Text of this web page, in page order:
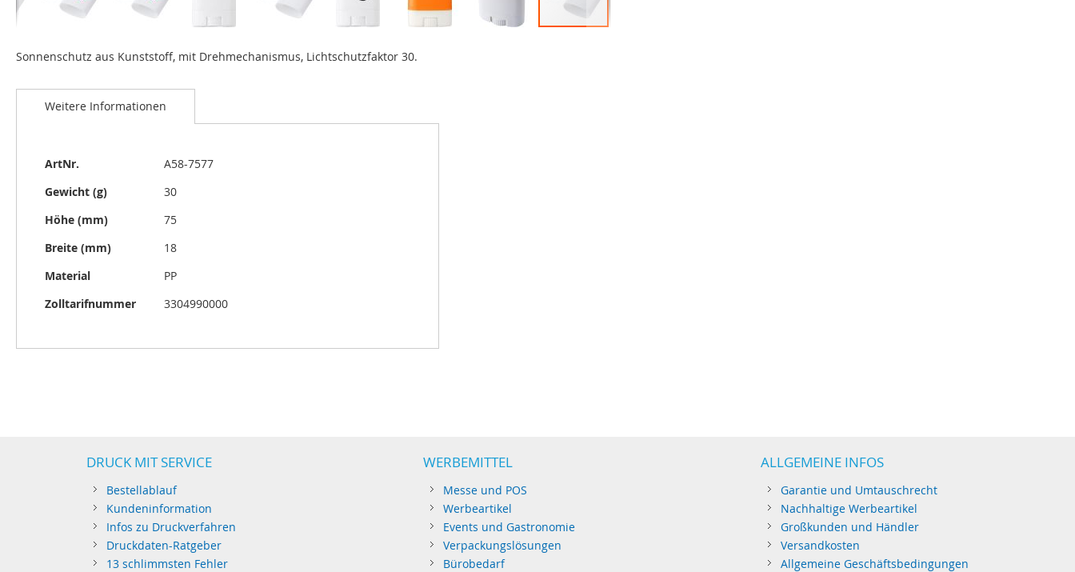
Anfang
springen
Sonnenschutz aus Kunststoff, mit Drehmechanismus, Lichtschutzfaktor 30.
Weitere Informationen
Weitere
ArtNr.
A58-7577
Gewicht (g)
30
Höhe (mm)
75
Breite (mm)
18
Material
PP
Zolltarifnummer
3304990000
DRUCK MIT SERVICE
Bestellablauf
Kundeninformation
Infos zu Druckverfahren
Druckdaten-Ratgeber
13 schlimmsten Fehler
WERBEMITTEL
Messe und POS
Werbeartikel
Events und Gastronomie
Verpackungslösungen
Bürobedarf
ALLGEMEINE INFOS
Garantie und Umtauschrecht
Nachhaltige Werbeartikel
Großkunden und Händler
Versandkosten
Allgemeine Geschäftsbedingungen